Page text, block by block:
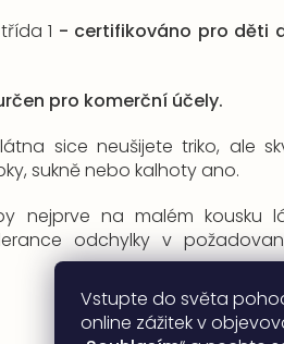
Vstupte do světa
online zážitek v
1 - certifikováno pro děti
pro komerční účely.
sice neušijete triko, ale
sukně nebo kalhoty ano.
nejprve na malém kousku
odchylky v